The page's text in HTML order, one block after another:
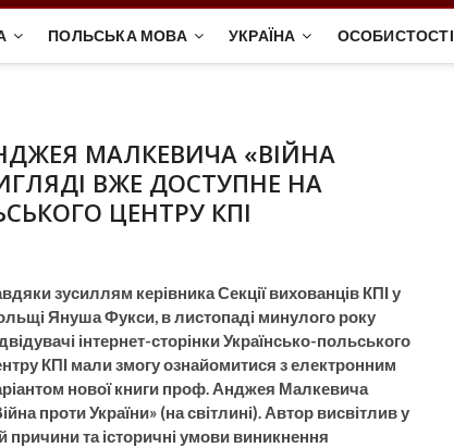
ПОЛЬСЬКА МОВА УКРАЇНА ОСОБИСТОСТІ
МАЛКЕВИЧА «ВІЙНА
ВЖЕ ДОСТУПНЕ НА
ЦЕНТРУ КПІ
зусиллям керівника Секції вихованців КПІ у
Януша Фукси, в листопаді минулого року
інтернет-сторінки Українсько-польського
КПІ мали змогу ознайомитися з електронним
нової книги проф. Анджея Малкевича
проти України» (на світлині). Автор висвітлив у
причини та історичні умови виникнення